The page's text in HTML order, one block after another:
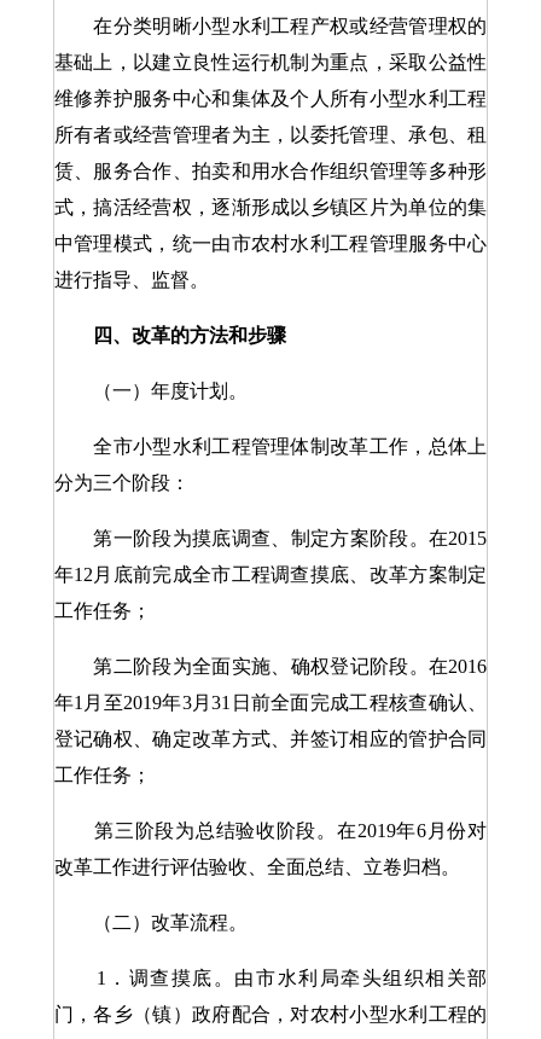
在分类明晰小型水利工程产权或经营管理权的
基础上，以建立良性运行机制为重点，采取公益性
维修养护服务中心和集体及个人所有小型水利工程
所有者或经营管理者为主，以委托管理、承包、租
赁、服务合作、拍卖和用水合作组织管理等多种形
式，搞活经营权，逐渐形成以乡镇区片为单位的集
中管理模式，统一由市农村水利工程管理服务中心
进行指导、监督。
四、改革的方法和步骤
（一）年度计划。
全市小型水利工程管理体制改革工作，总体上
分为三个阶段：
第一阶段为摸底调查、制定方案阶段。在2015
年12月底前完成全市工程调查摸底、改革方案制定
工作任务；
第二阶段为全面实施、确权登记阶段。在2016
年1月至2019年3月31日前全面完成工程核查确认、
登记确权、确定改革方式、并签订相应的管护合同
工作任务；
第三阶段为总结验收阶段。在2019年6月份对
改革工作进行评估验收、全面总结、立卷归档。
（二）改革流程。
1．调查摸底。由市水利局牵头组织相关部
门，各乡（镇）政府配合，对农村小型水利工程的